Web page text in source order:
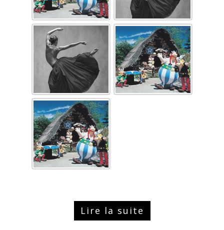
Lire la suite